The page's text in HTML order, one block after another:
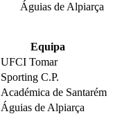
Águias de Alpiarça
Equipa
UFCI Tomar
Sporting C.P.
Académica de Santarém
Águias de Alpiarça